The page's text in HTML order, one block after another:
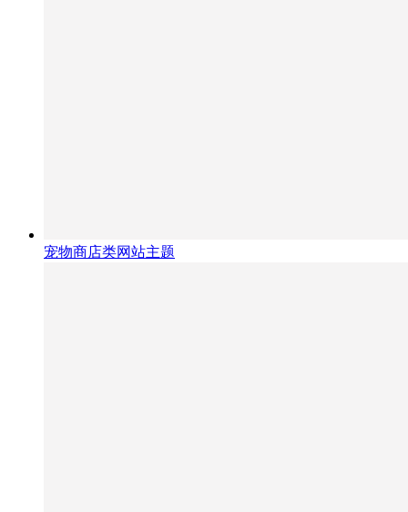
宠物商店类网站主题